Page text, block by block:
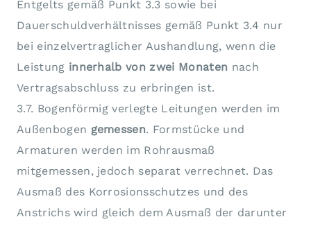
Entgelts gemäß Punkt 3.3 sowie bei
Dauerschuldverhältnisses gemäß Punkt 3.4 nur
bei einzelvertraglicher Aushandlung, wenn die
Leistung innerhalb von zwei Monaten nach
Vertragsabschluss zu erbringen ist.
3.7. Bogenförmig verlegte Leitungen werden im
Außenbogen gemessen. Formstücke und
Armaturen werden im Rohrausmaß
mitgemessen, jedoch separat verrechnet. Das
Ausmaß des Korrosionsschutzes und des
Anstrichs wird gleich dem Ausmaß der darunter